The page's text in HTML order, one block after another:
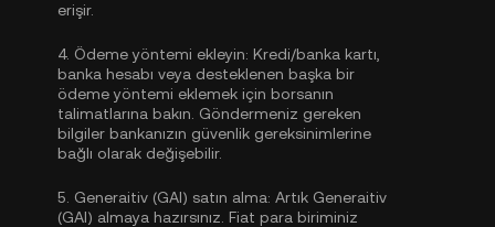
erişir.
4. Ödeme yöntemi ekleyin: Kredi/banka kartı,
banka hesabı veya desteklenen başka bir
ödeme yöntemi eklemek için borsanın
talimatlarına bakın. Göndermeniz gereken
bilgiler bankanızın güvenlik gereksinimlerine
bağlı olarak değişebilir.
5. Generaitiv (GAI) satın alma: Artık Generaitiv
(GAI) almaya hazırsınız. Fiat para biriminiz